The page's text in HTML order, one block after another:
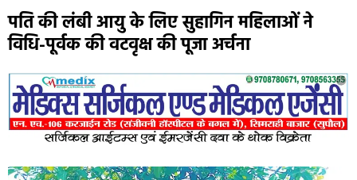
पति की लंबी आयु के लिए सुहागिन महिलाओं ने
विधि-पूर्वक की वटवृक्ष की पूजा अर्चना